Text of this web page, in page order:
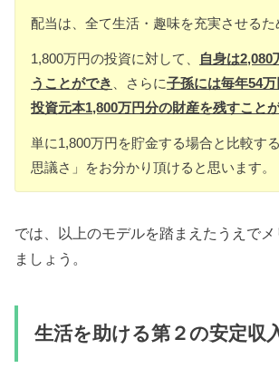
配当は、全て生活・趣味を充実させるた
1,800万円の投資に対して、
自身は2,080
うことができ
、さらに子孫には毎年54
投資元本1,800万円分の財産を残すこと
単に1,800万円を貯金する場合と比較す
思議さ」をお分かり頂けると思います。
では、以上のモデルを踏まえたうえで
ましょう。
生活を助ける第２の安定収